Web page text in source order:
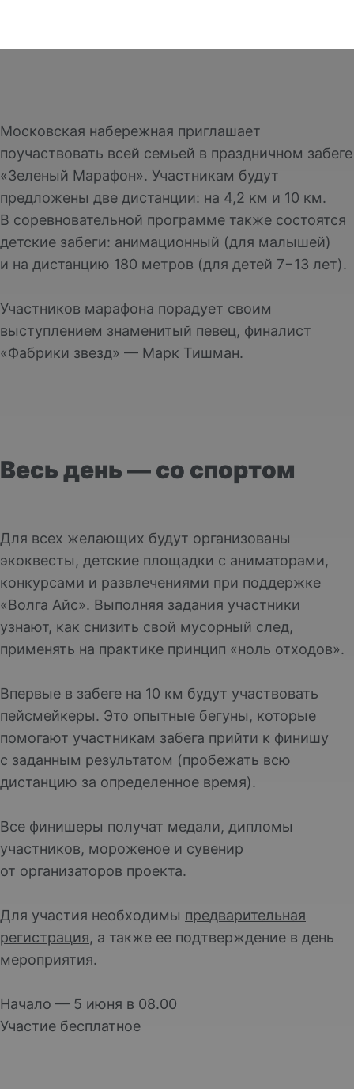
Московская набережная приглашает
поучаствовать всей семьей в праздничном забеге
«Зеленый Марафон». Участникам будут
предложены две дистанции: на 4,2 км и 10 км.
В соревновательной программе также состоятся
детские забеги: анимационный (для малышей)
и на дистанцию 180 метров (для детей 7−13 лет).
Участников марафона порадует своим
выступлением знаменитый певец, финалист
«Фабрики звезд» — Марк Тишман.
Весь день — со спортом
Для всех желающих будут организованы
экоквесты, детские площадки с аниматорами,
конкурсами и развлечениями при поддержке
«Волга Айс». Выполняя задания участники
узнают, как снизить свой мусорный след,
применять на практике принцип «ноль отходов».
Впервые в забеге на 10 км будут участвовать
пейсмейкеры. Это опытные бегуны, которые
помогают участникам забега прийти к финишу
с заданным результатом (пробежать всю
дистанцию за определенное время).
Все финишеры получат медали, дипломы
участников, мороженое и сувенир
от организаторов проекта.
Для участия необходимы предварительная
регистрация, а также ее подтверждение в день
мероприятия.
Начало — 5 июня в 08.00
Участие бесплатное